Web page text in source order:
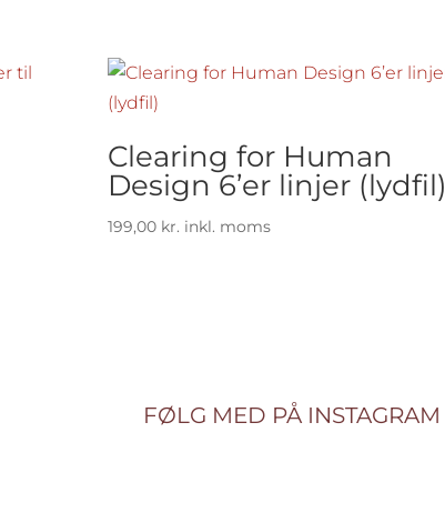
Clearing for Human
Design 6’er linjer (lydfil)
199,00 kr. inkl. moms
FØLG MED PÅ INSTAGRAM